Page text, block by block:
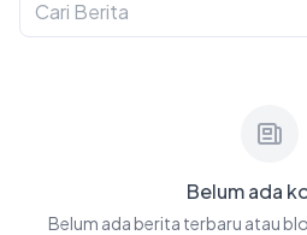
Belum ada
Belum ada berita terbaru atau